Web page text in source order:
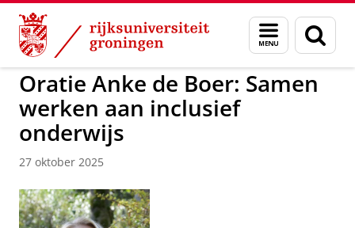
Skip
Content
Skip
Navigation
Menu
en
zoeken
GMW
Oratie Anke de Boer: Samen
werken aan inclusief
onderwijs
27 oktober 2025